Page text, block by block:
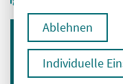
Ablehnen
Individuelle
Immer
Melden Sie sich